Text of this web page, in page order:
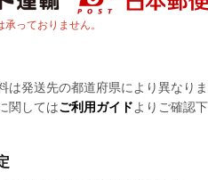
っておりません。
は発送先の都道府県により異なりま
関してはご利用ガイドよりご確認下